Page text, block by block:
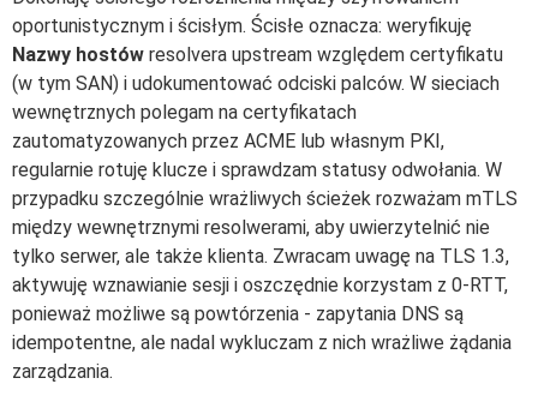
oportunistycznym i ścisłym. Ścisłe oznacza: weryfikuję
Nazwy hostów resolvera upstream względem certyfikatu
(w tym SAN) i udokumentować odciski palców. W sieciach
wewnętrznych polegam na certyfikatach
zautomatyzowanych przez ACME lub własnym PKI,
regularnie rotuję klucze i sprawdzam statusy odwołania. W
przypadku szczególnie wrażliwych ścieżek rozważam mTLS
między wewnętrznymi resolwerami, aby uwierzytelnić nie
tylko serwer, ale także klienta. Zwracam uwagę na TLS 1.3,
aktywuję wznawianie sesji i oszczędnie korzystam z 0-RTT,
ponieważ możliwe są powtórzenia - zapytania DNS są
idempotentne, ale nadal wykluczam z nich wrażliwe żądania
zarządzania.